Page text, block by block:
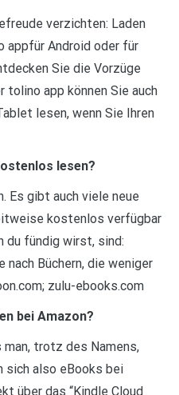
verzichten: Laden
Android oder für
Sie die Vorzüge
app können Sie auch
lesen, wenn Sie Ihren
lesen?
Es gibt auch viele neue
kostenlos verfügbar
du fündig wirst, sind:
nach Büchern, die weniger
zulu-ebooks.com
bei Amazon?
trotz des Namens,
sich also eBooks bei
über das “Kindle Cloud